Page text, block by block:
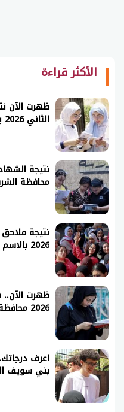
الأكثر قراءة
ظهرت الآن
الثاني 2026 برقم الجلوس
محافظة
نتيجة ملاحق
2026 بالاسم فقط بدون رقم الجلوس
ظهرت الآن..
2026 محافظة البحيرة
بني سويف